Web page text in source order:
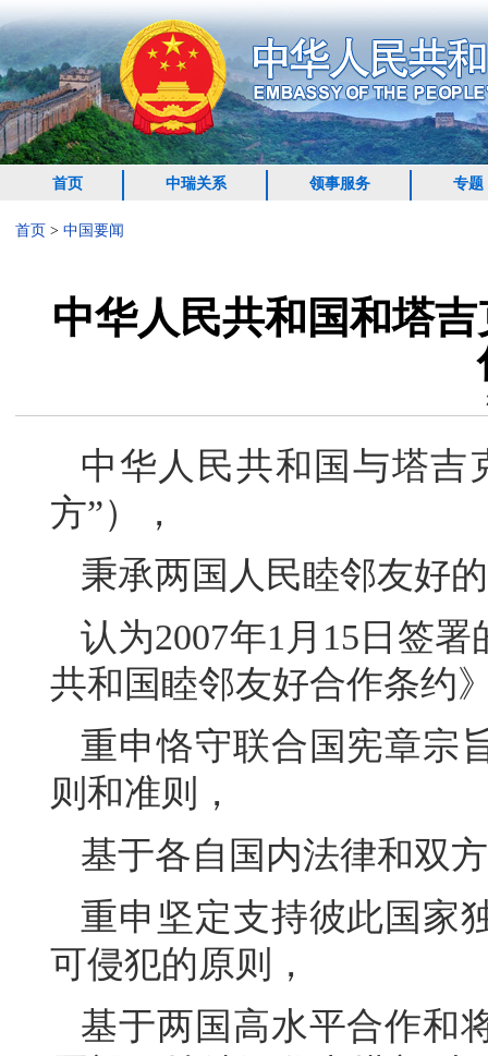
首页 中瑞关系 领事服务 专题
首页 > 中国要闻
中华人民共和国和塔
中华人民共和国与塔吉
方”），
秉承两国人民睦邻友好
认为2007年1月15日签
共和国睦邻友好合作条约
重申恪守联合国宪章宗
则和准则，
基于各自国内法律和双
重申坚定支持彼此国家
可侵犯的原则，
基于两国高水平合作和